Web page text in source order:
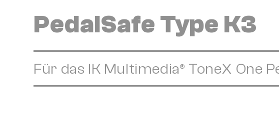
PedalSafe Type K3
Für das IK Multimedia® ToneX One